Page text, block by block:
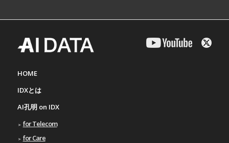
HOME
IDXとは
AI孔明 on IDX
for Telecom
for Care